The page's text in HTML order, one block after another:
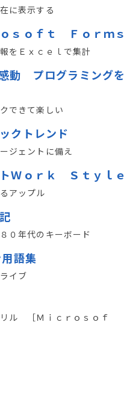
に表示する
ｓｏｆｔ Ｆｏｒｍｓ
をＥｘｃｅｌで集計
動 プログラミングを
できて楽しい
クトレンド
ジェントに備え
Ｗｏｒｋ Ｓｔｙｌｅ
アップル
０年代のキーボード
語集
イブ
ル ［Ｍｉｃｒｏｓｏｆ